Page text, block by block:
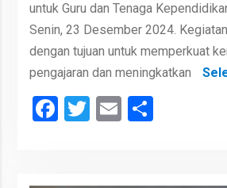
untuk Guru dan Tenaga
Senin, 23 Desember 2024.
dengan tujuan untuk memperkuat
pengajaran dan meningkatkan
Facebook
Twitter
EmailShare